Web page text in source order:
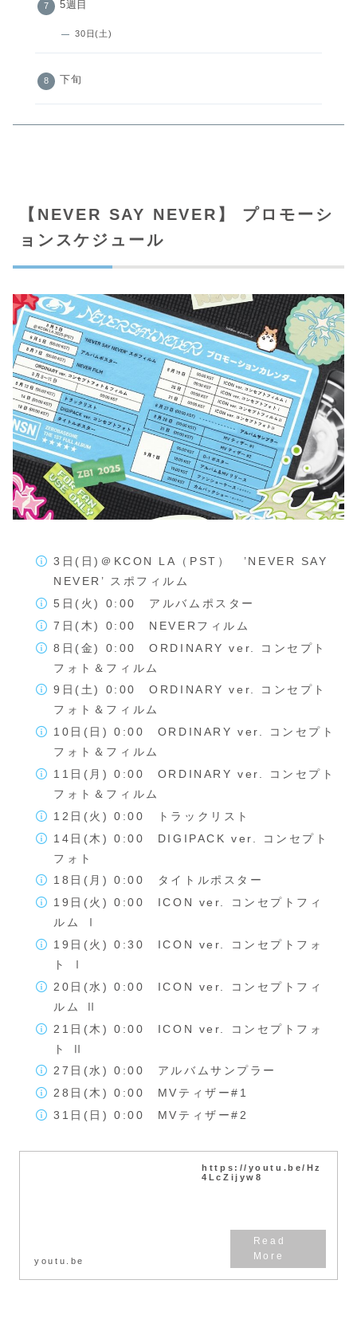
5週目
30日(土)
下旬
【NEVER SAY NEVER】 プロモーシ
ョンスケジュール
3日(日)＠KCON LA（PST） ’NEVER SAY
NEVER’ スポフィルム
5日(火) 0:00 アルバムポスター
7日(木) 0:00 NEVERフィルム
8日(金) 0:00 ORDINARY ver. コンセプト
フォト＆フィルム
9日(土) 0:00 ORDINARY ver. コンセプト
フォト＆フィルム
10日(日) 0:00 ORDINARY ver. コンセプト
フォト＆フィルム
11日(月) 0:00 ORDINARY ver. コンセプト
フォト＆フィルム
12日(火) 0:00 トラックリスト
14日(木) 0:00 DIGIPACK ver. コンセプト
フォト
18日(月) 0:00 タイトルポスター
19日(火) 0:00 ICON ver. コンセプトフィ
ルム Ⅰ
19日(火) 0:30 ICON ver. コンセプトフォ
ト Ⅰ
20日(水) 0:00 ICON ver. コンセプトフィ
ルム Ⅱ
21日(木) 0:00 ICON ver. コンセプトフォ
ト Ⅱ
27日(水) 0:00 アルバムサンプラー
28日(木) 0:00 MVティザー#1
31日(日) 0:00 MVティザー#2
https://youtu.be/Hz
4LcZijyw8
youtu.be